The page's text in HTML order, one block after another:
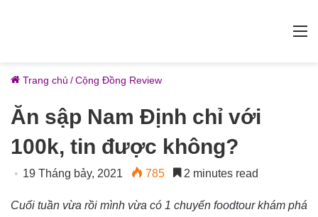
Trang chủ /Cộng Đồng Review
Ăn sập Nam Định chỉ với
100k, tin được không?
19 Tháng bảy, 2021 785 2 minutes read
Cuối tuần vừa rồi mình vừa có 1 chuyến foodtour khám phá